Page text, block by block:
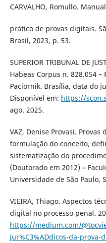
CARVALHO, Romullo. Manual
prático de provas digitais.
Brasil, 2023, p. 53.
SUPERIOR TRIBUNAL DE
Habeas Corpus n. 828.054
Paciornik. Brasília, data do
Disponível em: https://
ago. 2025.
VAZ, Denise Provasi.
formulação do conceito,
sistematização do
(Doutorado em 2012) –
Universidade de São Paulo,
VIEIRA, Thiago. Aspectos
digital no processo penal.
https://medium.com/
jur%C3%ADdicos-da-